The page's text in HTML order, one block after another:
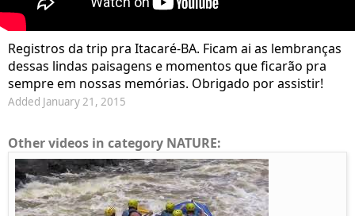
Registros da trip pra Itacaré-BA. Ficam ai as lembranças
dessas lindas paisagens e momentos que ficarão pra
sempre em nossas memórias. Obrigado por assistir!
Added January 21, 2015
Other videos in category NATURE: